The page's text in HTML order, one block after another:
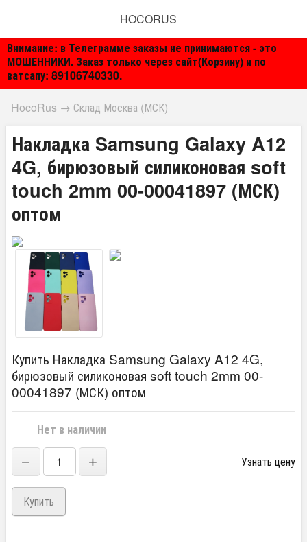
Внимание: в Телеграмме заказы не принимаются - это
МОШЕННИКИ. Заказ только через сайт(Корзину) и по
ватсапу: 89106740330.
HOCORUS
HocoRus → Склад Москва (МСК)
Накладка Samsung Galaxy A12
4G, бирюзовый силиконовая soft
touch 2mm 00-00041897 (МСК)
оптом
Купить Накладка Samsung Galaxy A12 4G,
бирюзовый силиконовая soft touch 2mm 00-
00041897 (МСК) оптом
Нет в наличии
− + Узнать цену